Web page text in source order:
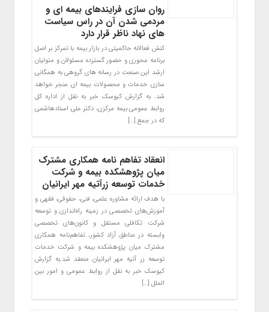
روان سازی فرایندهای بیمه ای و
مردمی شدن آن در راس سیاست
های نهاد ناظر قرار دارد
کنش فعالانه حاکمیتی در بازار بیمه با تمرکز بر اصل
برنامه محوری و حضور گسترده مسئولان و متولیان
ارشد این صنعت در رسانه های گروهی به همگانی
سازی خدمات و محصولات بیمه ای منجر خواهد
شد. به گزارش کیوسک خبر به نقل از اداره کل
روابط عمومی بیمه مرکزی، دکتر علی استادهاشمی
که در جمع […]
انعقاد تفاهم نامه همکاری مشترک
میان پژوهشکده بیمه و شرکت
خدمات توسعه زرآتیه مهر ایرانیان
با هدف ارائه مشاوره علمی، فنی، حقوقی، فقهی و
آموزش‌های تخصصی در زمینه راه‌اندازی و توسعه
شرکت تکافلی مستقل و کانون‌های تخصصی
وابسته در مناطق آزاد کشور، تفاهم‌نامه همکاری
مشترک میان پژوهشکده بیمه و شرکت خدمات
توسعه زر آتیه مهر ایرانیان منعقد شد.به گزارش
کیوسک خبر به نقل از روابط عمومی و امور بین
الملل […]